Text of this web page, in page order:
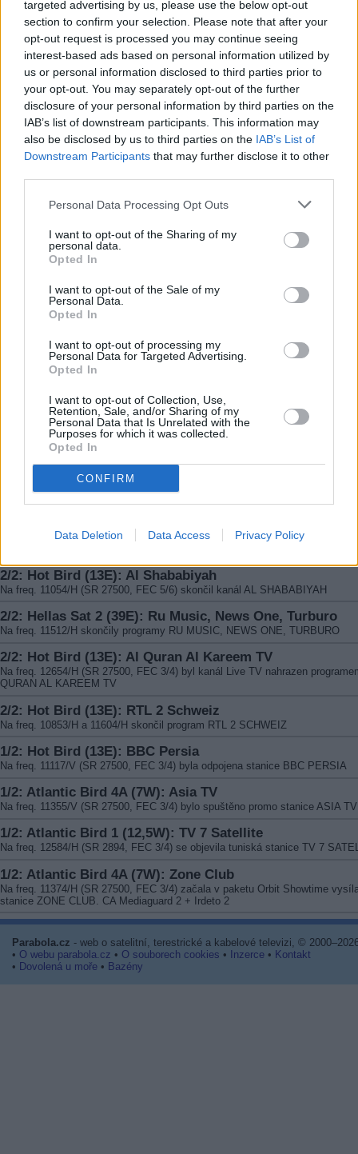
targeted advertising by us, please use the below opt-out
section to confirm your selection. Please note that after your
opt-out request is processed you may continue seeing
interest-based ads based on personal information utilized by
us or personal information disclosed to third parties prior to
your opt-out. You may separately opt-out of the further
disclosure of your personal information by third parties on the
IAB’s list of downstream participants. This information may
also be disclosed by us to third parties on the IAB’s List of
Downstream Participants that may further disclose it to other
Personal Data Processing Opt Outs
I want to opt-out of the Sharing of my
personal data.
Opted In
I want to opt-out of the Sale of my
Personal Data.
Opted In
I want to opt-out of processing my
Personal Data for Targeted Advertising.
Opted In
I want to opt-out of Collection, Use,
Retention, Sale, and/or Sharing of my
Personal Data that Is Unrelated with the
Purposes for which it was collected.
Opted In
CONFIRM
Data Deletion Data Access Privacy Policy
Na freq. 11677/V (SR 18160, FEC 5/6, DVB-S2/8PSK) je v provozu nový
kanál TELESAT (DeEmEx)
3/2: Astra 2C (31,5E): Luxe TV HD
Na freq. 12012/V (SR 27500, FEC 9/10, DVB-S2/QPSK) byl uveden do
multiplex s programem LUXE TV HD (DeEmEx)
3/2: Eurobird-3 (33E): Total TV
Na freq. 11015/V (SR 27300, FEC 3/4) je v provozu paket TOTAL TV s volně
vysílaným programem Spectrum (DeEmEx)
3/2: Jamal 201 (90E): Altegro SKY
2/2: Türksat 3A (42E): EL-TR (Kyrgyzstan)
(KYRGYZSTAN)
2/2: Türksat 2A (42E): World Beauty Channel
2/2: Eutelsat W2A (10E): Al Jazeera English
2/2: Eurobird 9A (9E): CCTV 4
Na freq. 11823/H skončila čínská stanice CCTV 4
2/2: Nilesat 101/102 (7W): City 7 TV
Stanice CITY 7 TV se přesunula na freq. 11977/V (SR 27500, FEC 5/6)
2/2: Badr 4 (26E): Rawae
Na freq. 12284/H (SR 27500, FEC 3/4) opět vysílá stanice RAWAE
2/2: Sirius 4 (4,8E): Vacanta TV
Na freq. 12265/H (SR 27500, FEC 3/4) opět vysílá FTA stanice VACANTA TV
Na freq. 12073/H (SR 27500, FEC 3/4) začala vysílat ukrajinská stanice
2/2: Hot Bird (13E): Al Shababiyah
Na freq. 11054/H (SR 27500, FEC 5/6) skončil kanál AL SHABABIYAH
2/2: Hellas Sat 2 (39E): Ru Music, News One, Turburo
Na freq. 11512/H skončily programy RU MUSIC, NEWS ONE, TURBURO
2/2: Hot Bird (13E): Al Quran Al Kareem TV
Na freq. 12654/H (SR 27500, FEC 3/4) byl kanál Live TV nahrazen
QURAN AL KAREEM TV
2/2: Hot Bird (13E): RTL 2 Schweiz
Na freq. 10853/H a 11604/H skončil program RTL 2 SCHWEIZ
1/2: Hot Bird (13E): BBC Persia
Na freq. 11117/V (SR 27500, FEC 3/4) byla odpojena stanice BBC PERSIA
1/2: Atlantic Bird 4A (7W): Asia TV
Na freq. 11355/V (SR 27500, FEC 3/4) bylo spuštěno promo stanice ASIA TV
1/2: Atlantic Bird 1 (12,5W): TV 7 Satellite
Na freq. 12584/H (SR 2894, FEC 3/4) se objevila tuniská stanice TV 7
1/2: Atlantic Bird 4A (7W): Zone Club
Na freq. 11374/H (SR 27500, FEC 3/4) začala v paketu Orbit Showtime
stanice ZONE CLUB. CA Mediaguard 2 + Irdeto 2
Parabola.cz - web o satelitní, terestrické a kabelové televizi, ©
• O webu parabola.cz • O souborech cookies • Inzerce • Kontakt
• Dovolená u moře • Bazény